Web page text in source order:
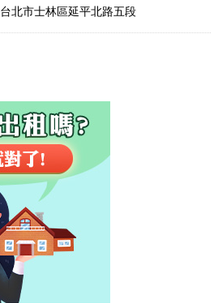
台北市士林區延平北路五段